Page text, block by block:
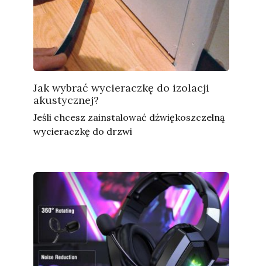
Jak wybrać wycieraczkę do izolacji
akustycznej?
Jeśli chcesz zainstalować dźwiękoszczelną
wycieraczkę do drzwi